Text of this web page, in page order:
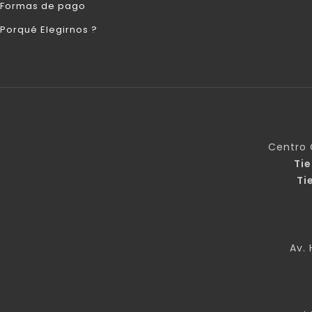
Formas de pago
Porqué Elegirnos ?
Centro
Av.